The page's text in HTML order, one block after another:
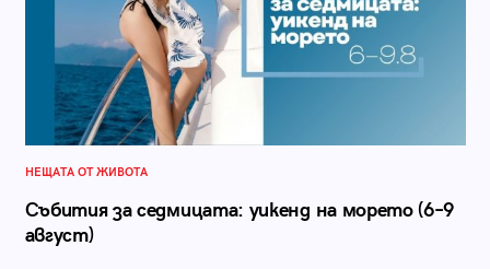
НЕЩАТА ОТ ЖИВОТА
Събития за седмицата: уикенд на морето (6–9
август)